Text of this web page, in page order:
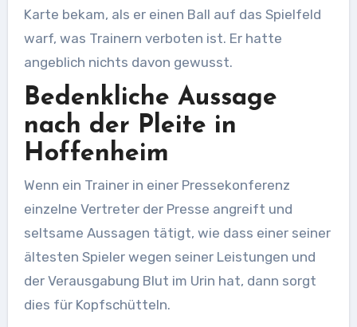
Karte bekam, als er einen Ball auf das Spielfeld
warf, was Trainern verboten ist. Er hatte
angeblich nichts davon gewusst.
Bedenkliche Aussage
nach der Pleite in
Hoffenheim
Wenn ein Trainer in einer Pressekonferenz
einzelne Vertreter der Presse angreift und
seltsame Aussagen tätigt, wie dass einer seiner
ältesten Spieler wegen seiner Leistungen und
der Verausgabung Blut im Urin hat, dann sorgt
dies für Kopfschütteln.